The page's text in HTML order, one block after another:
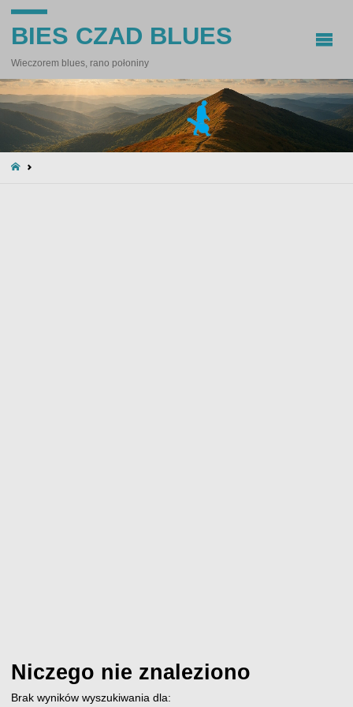
BIES CZAD BLUES
Wieczorem blues, rano połoniny
STRONA
Niczego nie znaleziono
Brak wyników wyszukiwania dla: